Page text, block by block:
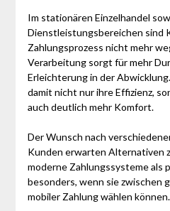
Im stationären Einzelhandel
Dienstleistungsbereichen sind
Zahlungsprozess nicht mehr
Verarbeitung sorgt für mehr
Erleichterung in der
damit nicht nur ihre Effizienz,
auch deutlich mehr Komfort.
Der Wunsch nach
Kunden erwarten Alternativen
moderne Zahlungssysteme als
besonders, wenn sie zwischen
mobiler Zahlung wählen können.